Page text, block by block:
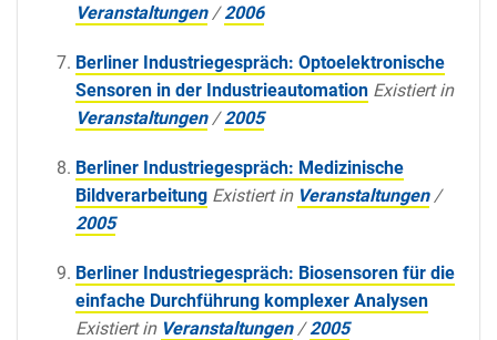
Veranstaltungen /2006
Berliner Industriegespräch: Optoelektronische
Sensoren in der Industrieautomation Existiert in
Veranstaltungen /2005
Berliner Industriegespräch: Medizinische
Bildverarbeitung Existiert in Veranstaltungen /
2005
Berliner Industriegespräch: Biosensoren für die
einfache Durchführung komplexer Analysen
Existiert in Veranstaltungen /2005